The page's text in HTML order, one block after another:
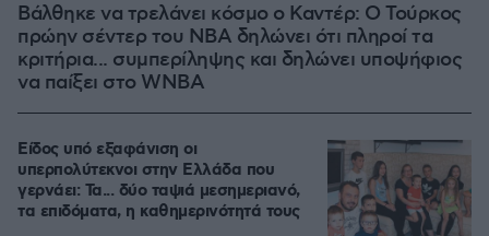
Βάλθηκε να τρελάνει κόσμο ο Καντέρ: Ο Τούρκος
πρώην σέντερ του NBA δηλώνει ότι πληροί τα
κριτήρια... συμπερίληψης και δηλώνει υποψήφιος
να παίξει στο WNBA
Είδος υπό εξαφάνιση οι
υπερπολύτεκνοι στην Ελλάδα που
γερνάει: Τα... δύο ταψιά μεσημεριανό,
τα επιδόματα, η καθημερινότητά τους